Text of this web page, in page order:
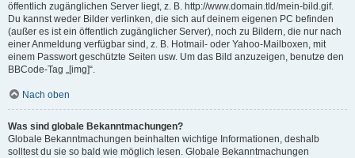
öffentlich zugänglichen Server liegt, z. B. http://www.domain.tld/mein-bild.gif.
Du kannst weder Bilder verlinken, die sich auf deinem eigenen PC befinden
(außer es ist ein öffentlich zugänglicher Server), noch zu Bildern, die nur nach
einer Anmeldung verfügbar sind, z. B. Hotmail- oder Yahoo-Mailboxen, mit
einem Passwort geschützte Seiten usw. Um das Bild anzuzeigen, benutze den
BBCode-Tag „[img]“.
Nach oben
Was sind globale Bekanntmachungen?
Globale Bekanntmachungen beinhalten wichtige Informationen, deshalb
solltest du sie so bald wie möglich lesen. Globale Bekanntmachungen